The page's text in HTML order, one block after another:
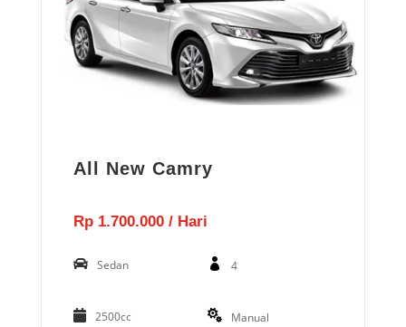
All New Camry
Rp 1.700.000 / Hari
Sedan 4
2500cc Manual